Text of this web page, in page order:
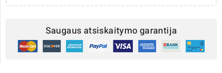
Saugaus atsiskaitymo garantija